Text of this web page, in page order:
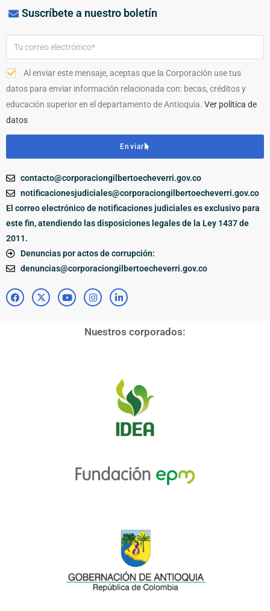
Suscríbete a nuestro boletín
Al enviar este mensaje, aceptas que la Corporación use tus
datos para enviar información relacionada con: becas, créditos y
educación superior en el departamento de Antioquia. Ver política de
datos
Enviar
contacto@corporaciongilbertoecheverri.gov.co
notificacionesjudiciales@corporaciongilbertoecheverri.gov.co
El correo electrónico de notificaciones judiciales es exclusivo para
este fin, atendiendo las disposiciones legales de la Ley 1437 de
2011.
Denuncias por actos de corrupción:
denuncias@corporaciongilbertoecheverri.gov.co
Nuestros corporados: